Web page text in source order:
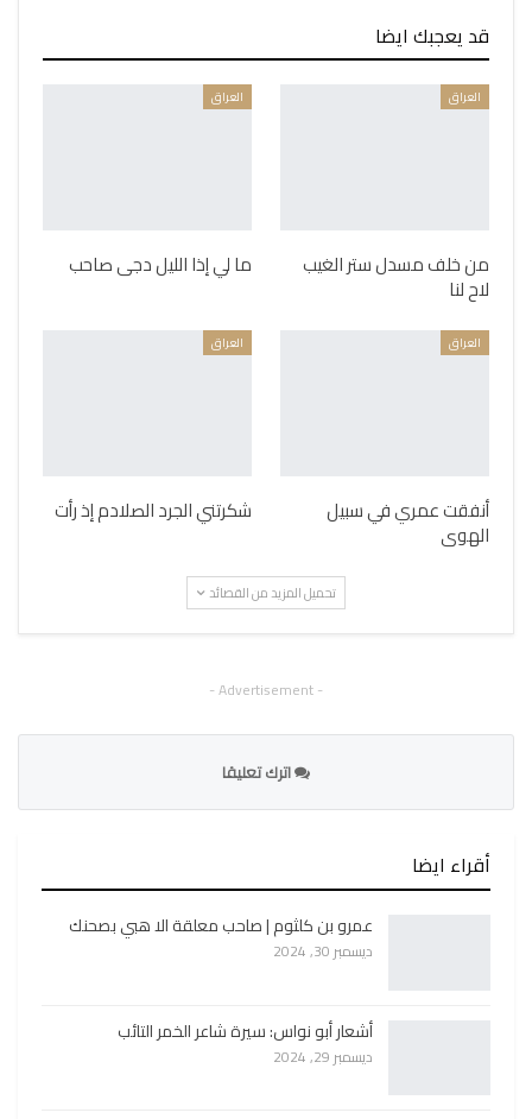
قد يعجبك ايضا
العراق
من خلف مسدل ستر الغيب
لاح لنا
العراق
ما لي إذا الليل دجى صاحب
العراق
أنفقت عمري في سبيل
الهوى
العراق
شكرتني الجرد الصلادم إذ رأت
تحميل المزيد من القصائد
- Advertisement -
اترك تعليقا
أقراء ايضا
عمرو بن كلثوم | صاحب معلقة الا هبي بصحنك
ديسمبر 30, 2024
أشعار أبو نواس: سيرة شاعر الخمر التائب
ديسمبر 29, 2024